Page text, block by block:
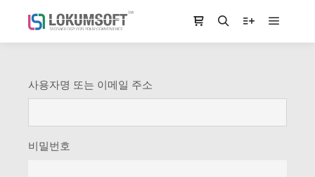
사용자명 또는 이메일 주소
비밀번호